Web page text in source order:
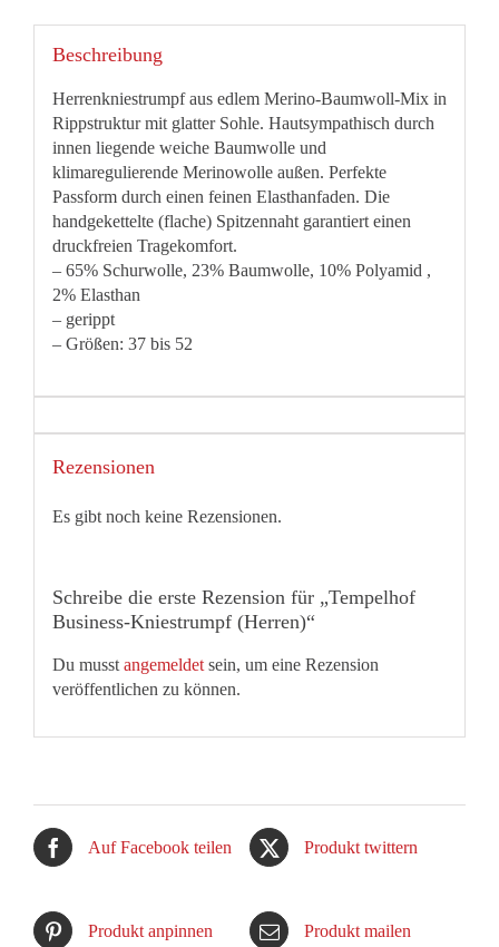
Beschreibung
Herrenkniestrumpf aus edlem Merino-Baumwoll-Mix in
Rippstruktur mit glatter Sohle. Hautsympathisch durch
innen liegende weiche Baumwolle und
klimaregulierende Merinowolle außen. Perfekte
Passform durch einen feinen Elasthanfaden. Die
handgekettelte (flache) Spitzennaht garantiert einen
druckfreien Tragekomfort.
– 65% Schurwolle, 23% Baumwolle, 10% Polyamid ,
2% Elasthan
– gerippt
– Größen: 37 bis 52
Rezensionen
Es gibt noch keine Rezensionen.
Schreibe die erste Rezension für „Tempelhof
Business-Kniestrumpf (Herren)“
Du musst angemeldetsein, um eine Rezension
veröffentlichen zu können.
Auf Facebook teilen Produkt twittern
Produkt anpinnen Produkt mailen